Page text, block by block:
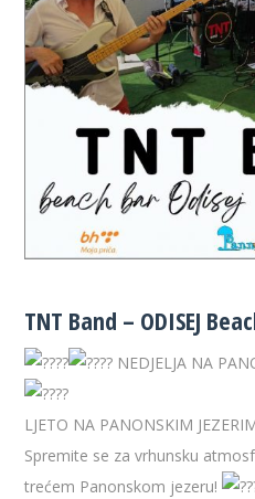
TNT Band – ODISEJ
NEDJELJA NA
LJETO NA PANONSKIM
Spremite se za vrhunsku
trećem Panonskom jezeru!